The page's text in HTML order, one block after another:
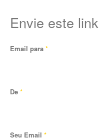
Envie este
Email para *
De *
Seu Email *